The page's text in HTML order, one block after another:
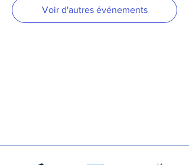
Voir d'autres événements